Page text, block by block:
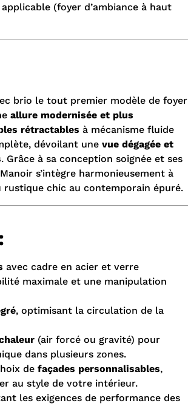
(foyer d’ambiance à haut
brio le tout premier modèle de foyer
allure modernisée et plus
rétractables à mécanisme fluide
dévoilant unevue dégagée et
. Grâce à sa conception soignée et ses
s’intègre harmonieusement à
chic au contemporain épuré.
avec cadre en acier et verre
maximale et une manipulation
, optimisant la circulation de la
(air forcé ou gravité) pour
dans plusieurs zones.
defaçades personnalisables,
au style de votre intérieur.
les exigences de performance des